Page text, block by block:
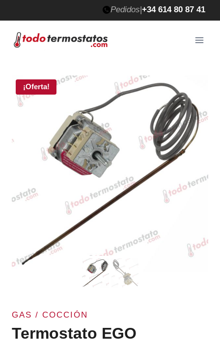
al
contenido
Pedidos|+34 614 80 87 41
¡Oferta!
GAS / COCCIÓN
Termostato EGO